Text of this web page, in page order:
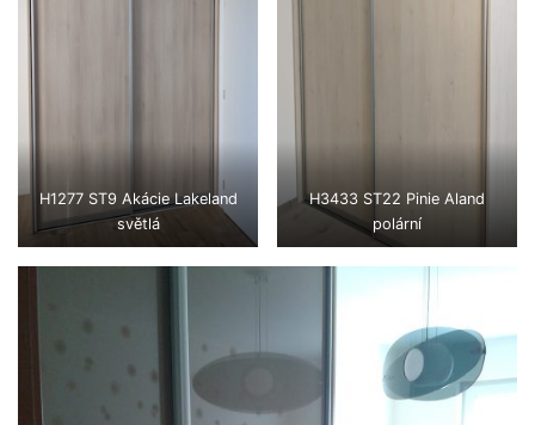
H1277 ST9 Akácie Lakeland
světlá
H3433 ST22 Pinie Aland
polární